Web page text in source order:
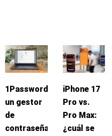
1Password:
un gestor
de
contraseñas
iPhone 17
Pro vs.
Pro Max:
¿cuál se